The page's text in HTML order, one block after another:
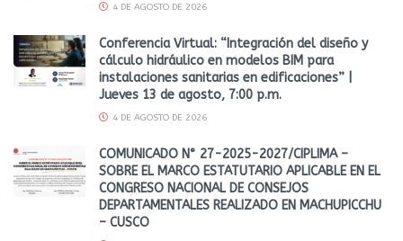
4 DE AGOSTO DE 2026
Conferencia Virtual: “Integración del diseño y
cálculo hidráulico en modelos BIM para
instalaciones sanitarias en edificaciones” |
Jueves 13 de agosto, 7:00 p.m.
4 DE AGOSTO DE 2026
COMUNICADO N° 27-2025-2027/CIPLIMA –
SOBRE EL MARCO ESTATUTARIO APLICABLE EN EL
CONGRESO NACIONAL DE CONSEJOS
DEPARTAMENTALES REALIZADO EN MACHUPICCHU
– CUSCO